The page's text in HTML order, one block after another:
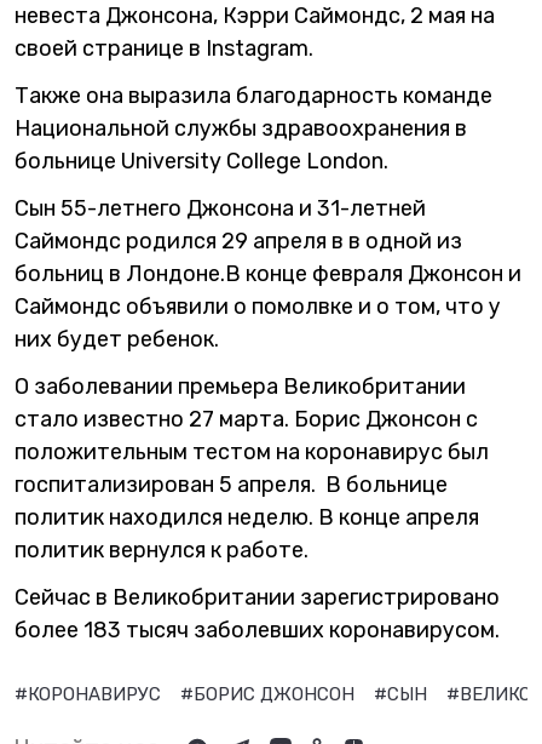
невеста Джонсона, Кэрри Саймондс, 2 мая на
своей странице в Instagram.
Также она выразила благодарность команде
Национальной службы здравоохранения в
больнице University College London.
Сын 55-летнего Джонсона и 31-летней
Саймондс родился 29 апреля в в одной из
больниц в Лондоне.В конце февраля Джонсон и
Саймондс объявили о помолвке и о том, что у
них будет ребенок.
О заболевании премьера Великобритании
стало известно 27 марта. Борис Джонсон с
положительным тестом на коронавирус был
госпитализирован 5 апреля. В больнице
политик находился неделю. В конце апреля
политик вернулся к работе.
Сейчас в Великобритании зарегистрировано
более 183 тысяч заболевших коронавирусом.
#КОРОНАВИРУС #БОРИС ДЖОНСОН #СЫН